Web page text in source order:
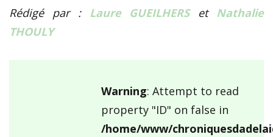
Rédigé par : Laure GUEILHERSet Nathalie
THOULY
Warning: Attempt to read
property "ID" on false in
/home/www/